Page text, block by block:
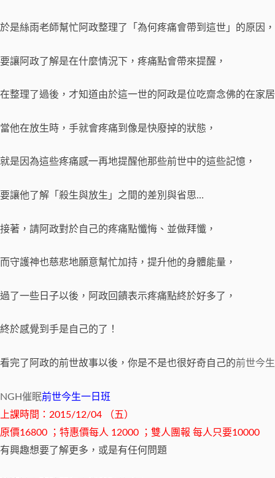
於是絲雨老師幫忙阿政整理了「為何疼痛會帶到這世」的原因，
要讓阿政了解是在什麼情況下，疼痛點會帶來提醒，
在整理了過後，才知道由於這一世的阿政是位吃齋念佛的在家
當他在放生時，手就會疼痛到像是快廢掉的狀態，
就是因為這些疼痛感一再地提醒他那些前世中的這些記憶，
要讓他了解「殺生與放生」之間的差別與省思…
接著，請阿政對於自己的疼痛點懺悔、並做拜懺，
而守護神也慈悲地願意幫忙加持，提升他的身體能量，
過了一些日子以後，阿政回饋表示疼痛點終於好多了，
終於感覺到手是自己的了！
看完了阿政的前世故事以後，你是不是也很好奇自己的前世今生
NGH催眠前世今生一日班
上課時間：2015/12/04 （五）
原價16800 ；特惠價每人 12000 ；雙人團報 每人只要10000
有興趣想要了解更多，或是有任何問題